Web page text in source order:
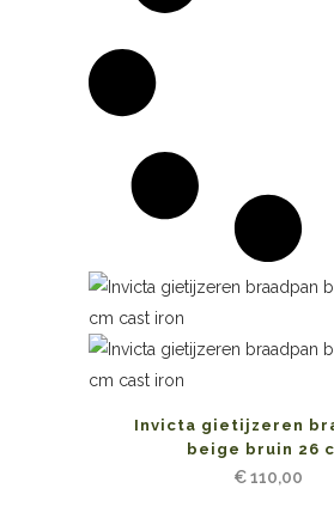
Invicta gietijzeren
beige bruin 26
€110,00